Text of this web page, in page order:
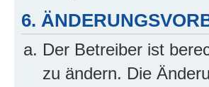
6.
Der Betreiber ist
zu ändern. Die